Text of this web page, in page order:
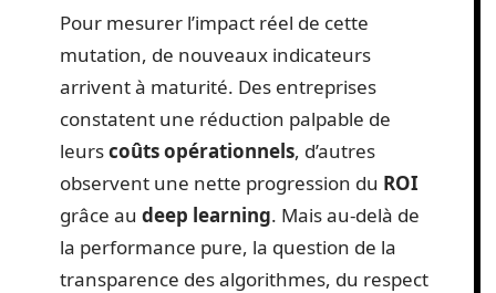
Pour mesurer l’impact réel de cette
mutation, de nouveaux indicateurs
arrivent à maturité. Des entreprises
constatent une réduction palpable de
leurscoûts opérationnels, d’autres
observent une nette progression du ROI
grâce au deep learning. Mais au-delà de
la performance pure, la question de la
transparence des algorithmes, du respect